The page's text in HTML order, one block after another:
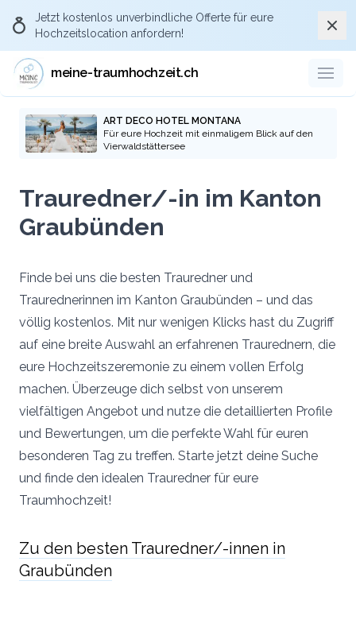
Jetzt kostenlos unverbindliche Offerte für eure
Hochzeitslocation anfordern!
meine-traumhochzeit.ch
ART DECO HOTEL MONTANA
Für eure Hochzeit mit einmaligem Blick auf den
Vierwaldstättersee
Trauredner/-in im Kanton
Graubünden
Finde bei uns die besten Trauredner und
Traurednerinnen im Kanton Graubünden – und das
völlig kostenlos. Mit nur wenigen Klicks hast du Zugriff
auf eine breite Auswahl an erfahrenen Traurednern, die
eure Hochzeitszeremonie zu einem vollen Erfolg
machen. Überzeuge dich selbst von unserem
vielfältigen Angebot und nutze die detaillierten Profile
und Bewertungen, um die perfekte Wahl für euren
besonderen Tag zu treffen. Starte jetzt deine Suche
und finde den idealen Trauredner für eure
Traumhochzeit!
Zu den besten Trauredner/-innen in
Graubünden